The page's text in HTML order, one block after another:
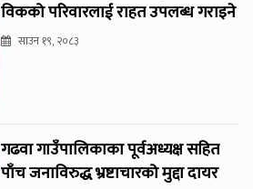
विकको परिवारलाई राहत उपलब्ध गराइने
साउन १९, २०८३
गढवा गाउँपालिकाका पूर्वअध्यक्ष सहित
पाँच जनाविरुद्ध भ्रष्टाचारको मुद्दा दायर